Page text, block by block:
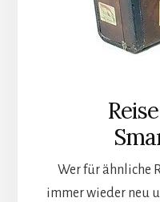
Wer für ähnliche
immer wieder neu